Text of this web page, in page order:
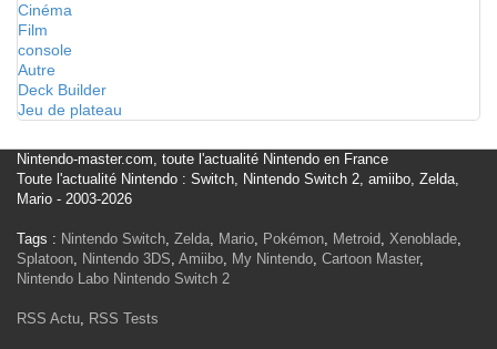
Cinéma
Film
console
Autre
Deck Builder
Jeu de plateau
Nintendo-master.com, toute l'actualité Nintendo en France
Toute l'actualité Nintendo : Switch, Nintendo Switch 2, amiibo, Zelda,
Mario - 2003-2026
Tags : Nintendo Switch, Zelda, Mario, Pokémon, Metroid, Xenoblade,
Splatoon, Nintendo 3DS, Amiibo, My Nintendo, Cartoon Master,
Nintendo Labo Nintendo Switch 2
RSS Actu, RSS Tests